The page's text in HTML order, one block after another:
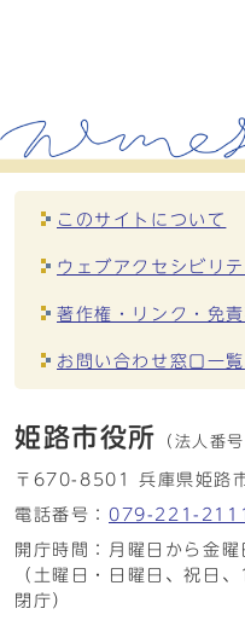
このサイトについて
ウェブアクセシビリ
著作権・リンク・免
お問い合わせ窓口一覧
姫路市役所 （法人番号
〒670-8501 兵庫県姫路
電話番号： 079-221-
開庁時間：月曜日から金
（土曜日・日曜日、祝日
閉庁）